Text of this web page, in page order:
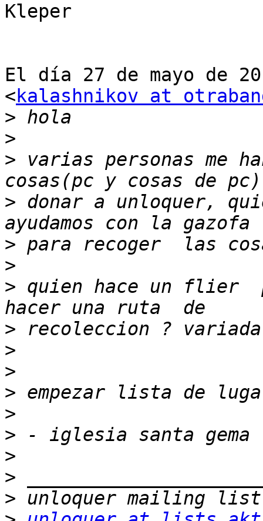
Kleper
El día 27 de mayo de
<kalashnikov at
>
>
> varias personas me
> donar a unloquer,
>
>
> quien hace un flier
>
>
>
>
>
>
>
>
>